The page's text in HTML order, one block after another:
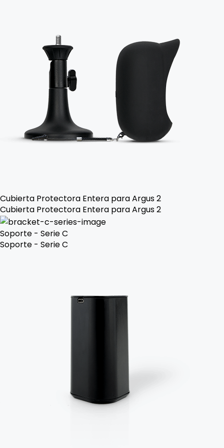
Cubierta Protectora Entera para Argus 2
Cubierta Protectora Entera para Argus 2
Soporte - Serie C
Soporte - Serie C